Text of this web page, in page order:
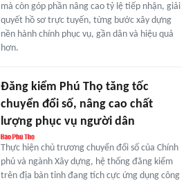
mà còn góp phần nâng cao tỷ lệ tiếp nhận, giải
quyết hồ sơ trực tuyến, từng bước xây dựng
nền hành chính phục vụ, gần dân và hiệu quả
hơn.
Đăng kiểm Phú Thọ tăng tốc
chuyển đổi số, nâng cao chất
lượng phục vụ người dân
Thực hiện chủ trương chuyển đổi số của Chính
phủ và ngành Xây dựng, hệ thống đăng kiểm
trên địa bàn tỉnh đang tích cực ứng dụng công